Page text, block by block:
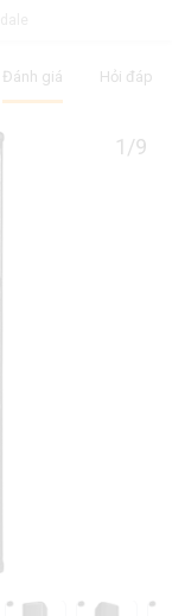
Đánh giá Hỏi đáp
1/9